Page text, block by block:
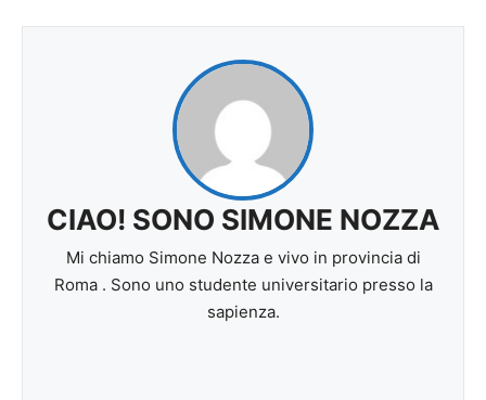
CIAO! SONO SIMONE NOZZA
Mi chiamo Simone Nozza e vivo in provincia di
Roma . Sono uno studente universitario presso la
sapienza.